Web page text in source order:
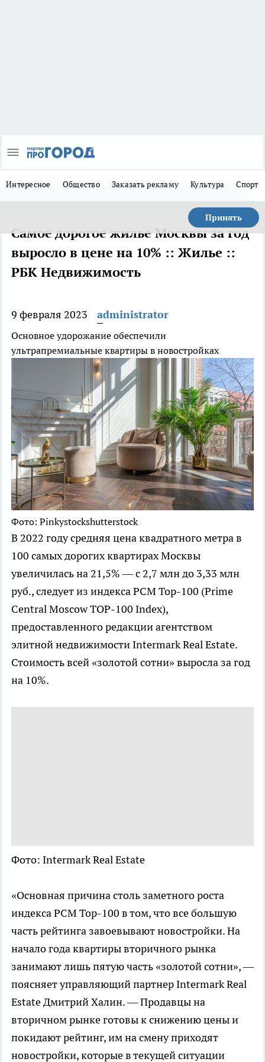
Интересное Общество Заказать рекламу Культура Спорт
Принять
Самое дорогое жилье Москвы за год
выросло в цене на 10% :: Жилье ::
РБК Недвижимость
9 февраля 2023 administrator
Основное удорожание обеспечили
ультрапремиальные квартиры в новостройках
Фото: Pinkystockshutterstock
В 2022 году средняя цена квадратного метра в
100 самых дорогих квартирах Москвы
увеличилась на 21,5% — с 2,7 млн до 3,33 млн
руб., следует из индекса PCM Top-100 (Prime
Central Moscow TOP-100 Index),
предоставленного редакции агентством
элитной недвижимости Intermark Real Estate.
Стоимость всей «золотой сотни» выросла за год
на 10%.
Фото: Intermark Real Estate
«Основная причина столь заметного роста
индекса PCM Top-100 в том, что все большую
часть рейтинга завоевывают новостройки. На
начало года квартиры вторичного рынка
занимают лишь пятую часть «золотой сотни», —
поясняет управляющий партнер Intermark Real
Estate Дмитрий Халин. — Продавцы на
вторичном рынке готовы к снижению цены и
покидают рейтинг, им на смену приходят
новостройки, которые в текущей ситуации